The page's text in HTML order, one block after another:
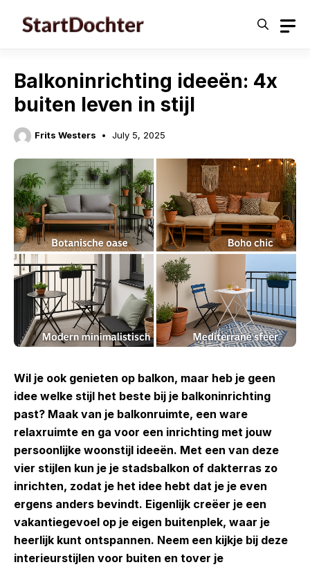
Balkoninrichting ideeën: 4x
buiten leven in stijl
Frits Westers July 5, 2025
Wil je ook genieten op balkon, maar heb je geen
idee welke stijl het beste bij je balkoninrichting
past? Maak van je balkonruimte, een ware
relaxruimte en ga voor een inrichting met jouw
persoonlijke woonstijl ideeën. Met een van deze
vier stijlen kun je je stadsbalkon of dakterras zo
inrichten, zodat je het idee hebt dat je je even
ergens anders bevindt. Eigenlijk creëer je een
vakantiegevoel op je eigen buitenplek, waar je
heerlijk kunt ontspannen. Neem een kijkje bij deze
interieurstijlen voor buiten en tover je